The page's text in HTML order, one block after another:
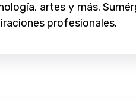
artes y más.
profesionales.